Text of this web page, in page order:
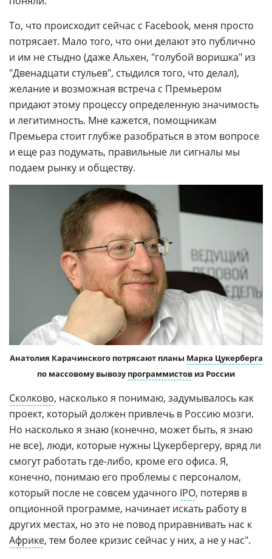
То, что происходит сейчас с Facebook, меня просто
потрясает. Мало того, что они делают это публично
и им не стыдно (даже Альхен, "голубой воришка" из
"Двенадцати стульев", стыдился того, что делал),
желание и возможная встреча с Премьером
придают этому процессу определенную значимость
и легитимность. Мне кажется, помощникам
Премьера стоит глубже разобраться в этом вопросе
и еще раз подумать, правильные ли сигналы мы
подаем рынку и обществу.
Анатолия Карачинского потрясают планы Марка Цукерберга
по массовому вывозупрограммистов из России
Сколково, насколько я понимаю, задумывалось как
проект, который должен привлечь в Россию мозги.
Но насколько я знаю (конечно, может быть, я знаю
не все), люди, которые нужны Цукербергеру, вряд ли
смогут работать где-либо, кроме его офиса. Я,
конечно, понимаю его проблемы с персоналом,
который после не совсем удачного IPO, потеряв в
опционной программе, начинает искать работу в
других местах, но это не повод приравнивать нас к
Африке, тем более кризис сейчас у них, а не у нас".